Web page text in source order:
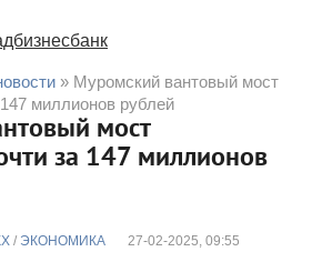
» Муромский вантовый мост
миллионов рублей
мост
за 147 миллионов
/ ЭКОНОМИКА
27-02-2025, 09:55